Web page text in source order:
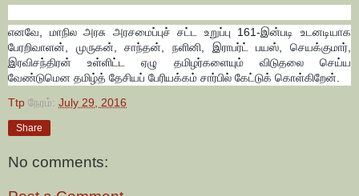
எனவே, மாநில அரசு அரசமைப்புச் சட்ட உறுப்பு 161-இன்படி உடனடியாக
பேரறிவாளன், முருகன், சாந்தன், நளினி, இராபர்ட் பயஸ், செயக்குமார்,
இரவிசந்திரன் உள்ளிட்ட ஏழு தமிழர்களையும் விடுதலை செய்ய
வேண்டுமென தமிழ்த் தேசியப் பேரியக்கம் சார்பில் கேட்டுக் கொள்கிறேன்.
Ttp நேரம்: July 29, 2016
Share
No comments: